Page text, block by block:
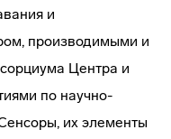
и
производимыми и
Центра и
по научно-
их элементы